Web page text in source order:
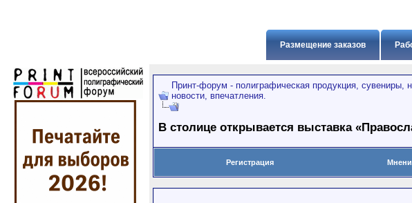
Размещение заказов
Принт-форум - полиграфическая продукция, сувениры,
новости, впечатления.
В столице открывается выставка
Регистрация